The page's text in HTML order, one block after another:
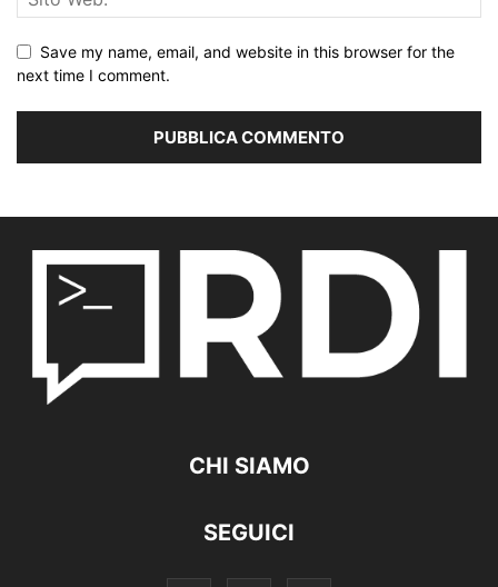
Save my name, email, and website in this browser for the
next time I comment.
CHI SIAMO
SEGUICI